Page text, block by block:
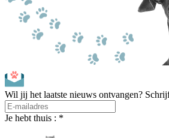
Wil jij het laatste nieuws ontvangen?
Je hebt thuis : *